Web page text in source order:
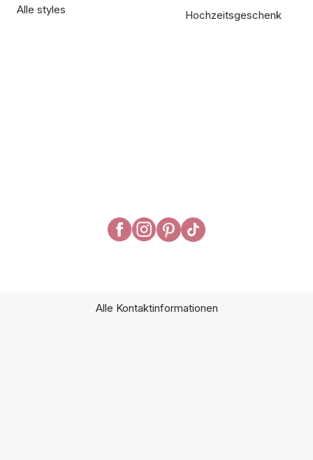
Alle styles
Hochzeitsgeschenk
Alle Kontaktinformationen